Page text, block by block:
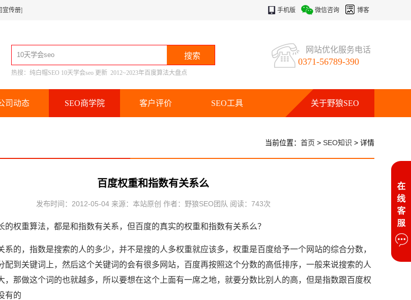
宣传册] 手机版 微信咨询 博客
热搜： 纯白帽SEO 10天学会seo 更新 2012~2023年百度算法大盘点
网站优化服务电话
0371-56789-390
司动态 SEO商学院 客户评价 SEO工具 关于野狼SEO
当前位置： 首页 > SEO知识 > 详情
百度权重和指数有关系么
发布时间：2012-05-04 来源：本站原创 作者：野狼SEO团队 阅读： 743次
的权重算法，都是和指数有关系，但百度的真实的权重和指数有关系么？
系的，指数是搜索的人的多少，并不是搜的人多权重就应该多，权重是百度给予一个网站的综合分数，
配到关键词上，然后这个关键词的会有很多网站，百度再按照这个分数的高低排序，一般来说搜索的人
，那做这个词的也就越多，所以要想在这个上面有一席之地，就要分数比别人的高，但是指数跟百度权
有的